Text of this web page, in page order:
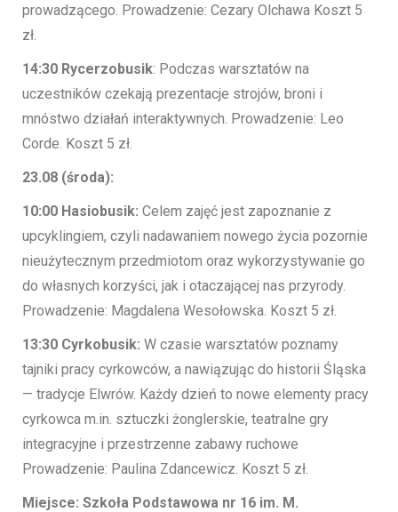
prowadzącego. Prowadzenie: Cezary Olchawa Koszt 5
zł.
14:30 Rycerzobusik: Podczas warsztatów na
uczestników czekają prezentacje strojów, broni i
mnóstwo działań interaktywnych. Prowadzenie: Leo
Corde. Koszt 5 zł.
23.08 (środa):
10:00 Hasiobusik: Celem zajęć jest zapoznanie z
upcyklingiem, czyli nadawaniem nowego życia pozornie
nieużytecznym przedmiotom oraz wykorzystywanie go
do własnych korzyści, jak i otaczającej nas przyrody.
Prowadzenie: Magdalena Wesołowska. Koszt 5 zł.
13:30 Cyrkobusik: W czasie warsztatów poznamy
tajniki pracy cyrkowców, a nawiązując do historii Śląska
— tradycje Elwrów. Każdy dzień to nowe elementy pracy
cyrkowca m.in. sztuczki żonglerskie, teatralne gry
integracyjne i przestrzenne zabawy ruchowe
Prowadzenie: Paulina Zdancewicz. Koszt 5 zł.
Miejsce: Szkoła Podstawowa nr 16 im. M.